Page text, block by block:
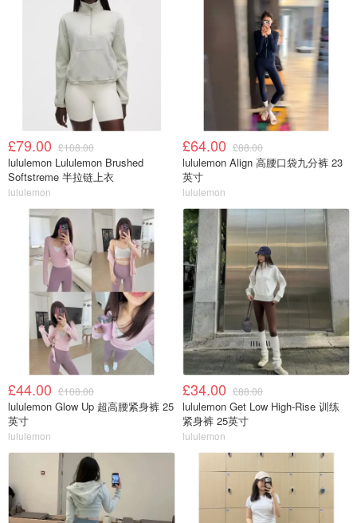
£79.00 £108.00
lululemon Lululemon Brushed
Softstreme 半拉链上衣
lululemon
£64.00 £88.00
lululemon Align 高腰口袋九分裤 23
英寸
lululemon
£44.00 £108.00
lululemon Glow Up 超高腰紧身裤 25
英寸
lululemon
£34.00 £88.00
lululemon Get Low High-Rise 训练
紧身裤 25英寸
lululemon